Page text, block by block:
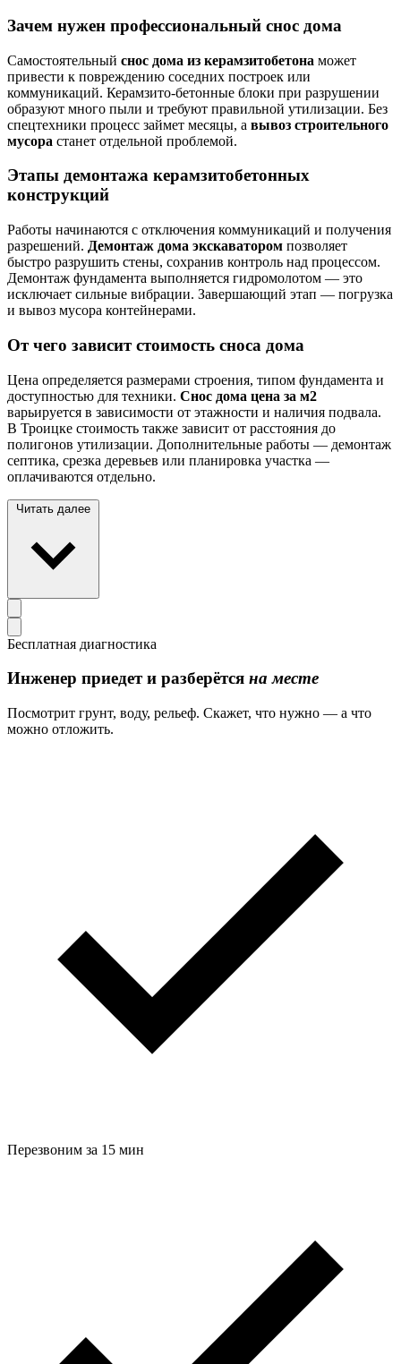
Зачем нужен профессиональный снос дома
Самостоятельный снос дома из керамзитобетона может
привести к повреждению соседних построек или
коммуникаций. Керамзито-бетонные блоки при разрушении
образуют много пыли и требуют правильной утилизации. Без
спецтехники процесс займет месяцы, а вывоз строительного
мусора станет отдельной проблемой.
Этапы демонтажа керамзитобетонных
конструкций
Работы начинаются с отключения коммуникаций и получения
разрешений. Демонтаж дома экскаватором позволяет
быстро разрушить стены, сохранив контроль над процессом.
Демонтаж фундамента выполняется гидромолотом — это
исключает сильные вибрации. Завершающий этап — погрузка
и вывоз мусора контейнерами.
От чего зависит стоимость сноса дома
Цена определяется размерами строения, типом фундамента и
доступностью для техники. Снос дома цена за м2
варьируется в зависимости от этажности и наличия подвала.
В Троицке стоимость также зависит от расстояния до
полигонов утилизации. Дополнительные работы — демонтаж
септика, срезка деревьев или планировка участка —
оплачиваются отдельно.
Читать далее
Бесплатная диагностика
Инженер приедет и разберётся на месте
Посмотрит грунт, воду, рельеф. Скажет, что нужно — а что
можно отложить.
Перезвоним за 15 мин